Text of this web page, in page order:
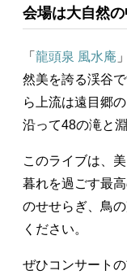
会場は大自然の
「 龍頭泉 風水庵
然美を誇る渓谷
ら上流は遠目郷
沿って48の滝と
このライブは、
暮れを過ごす最
のせせらぎ、鳥
ください。
ぜひコンサート